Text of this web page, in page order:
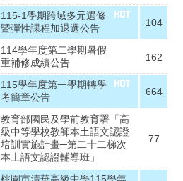
115-1學期跨域多元選修
暨彈性課程加退選公告
104
114學年度第二學期暑假
重補修成績公告
162
115學年度第一學期轉學
考簡章公告
664
教育部國民及學前教育署「高
級中等學校教師本土語文認證
培訓實施計畫─第二十二梯次
本土語文認證輔導班」
77